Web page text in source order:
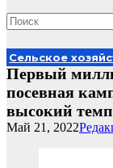
Сельское
Первый
посевная
высокий темп
Май 21, 2022